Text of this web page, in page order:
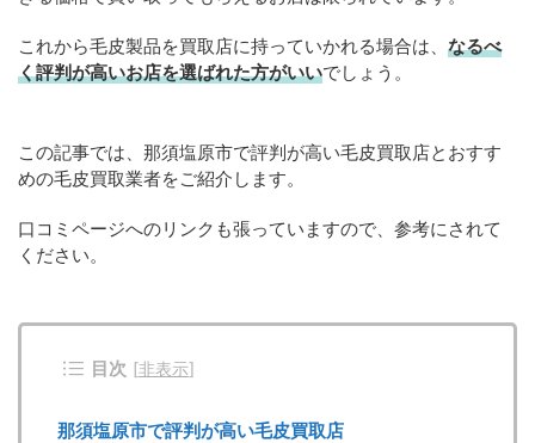
これから毛皮製品を買取店に持っていかれる場合は、 なるべ
く評判が高いお店を選ばれた方がいいでしょう。
この記事では、那須塩原市で評判が高い毛皮買取店とおすす
めの毛皮買取業者をご紹介します。
口コミページへのリンクも張っていますので、参考にされて
ください。
目次 [非表示]
那須塩原市で評判が高い毛皮買取店